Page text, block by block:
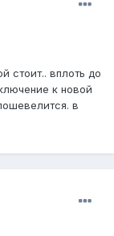
стоит.. вплоть до
к новой
в